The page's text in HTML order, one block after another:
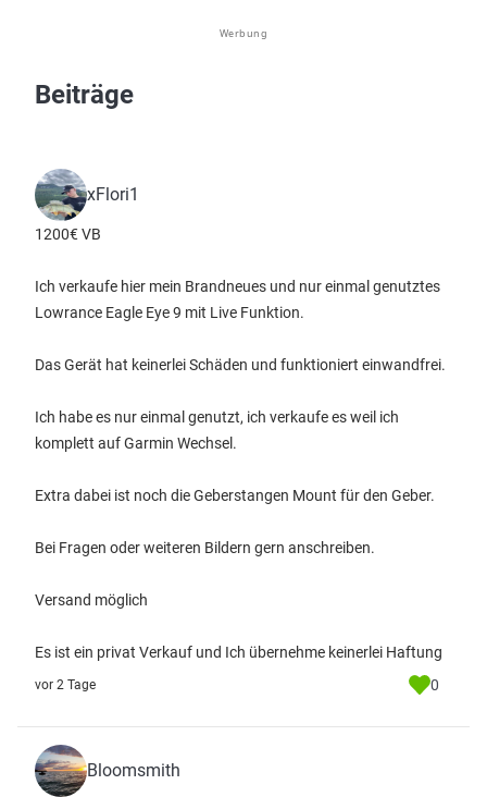
Werbung
Beiträge
xFlori1
1200€ VB
Ich verkaufe hier mein Brandneues und nur einmal genutztes
Lowrance Eagle Eye 9 mit Live Funktion.
Das Gerät hat keinerlei Schäden und funktioniert einwandfrei.
Ich habe es nur einmal genutzt, ich verkaufe es weil ich
komplett auf Garmin Wechsel.
Extra dabei ist noch die Geberstangen Mount für den Geber.
Bei Fragen oder weiteren Bildern gern anschreiben.
Versand möglich
Es ist ein privat Verkauf und Ich übernehme keinerlei Haftung
vor 2 Tage 0
Bloomsmith